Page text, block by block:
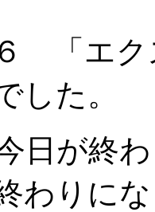
「エ
た。
日が終
わりに